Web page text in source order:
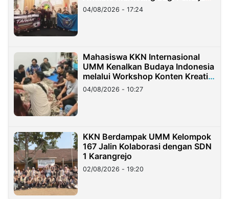
Migran Indonesia di Taiwan
04/08/2026 - 17:24
Mahasiswa KKN Internasional
UMM Kenalkan Budaya Indonesia
melalui Workshop Konten Kreatif
di Taiwan
04/08/2026 - 10:27
KKN Berdampak UMM Kelompok
167 Jalin Kolaborasi dengan SDN
1 Karangrejo
02/08/2026 - 19:20